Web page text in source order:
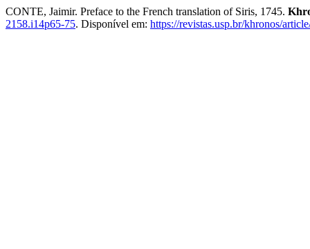
CONTE, Jaimir. Preface to the French translation of Siris, 1745.
2158.i14p65-75. Disponível em: https://revistas.usp.br/khronos/